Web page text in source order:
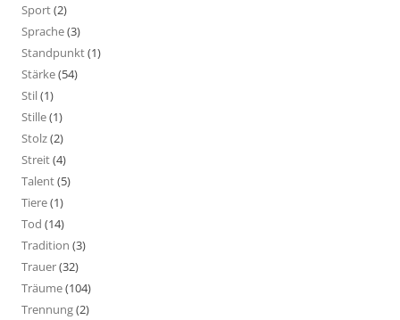
Sport(2)
Sprache(3)
Standpunkt(1)
Stärke(54)
Stil(1)
Stille(1)
Stolz(2)
Streit(4)
Talent(5)
Tiere(1)
Tod (14)
Tradition (3)
Trauer(32)
Träume(104)
Trennung(2)